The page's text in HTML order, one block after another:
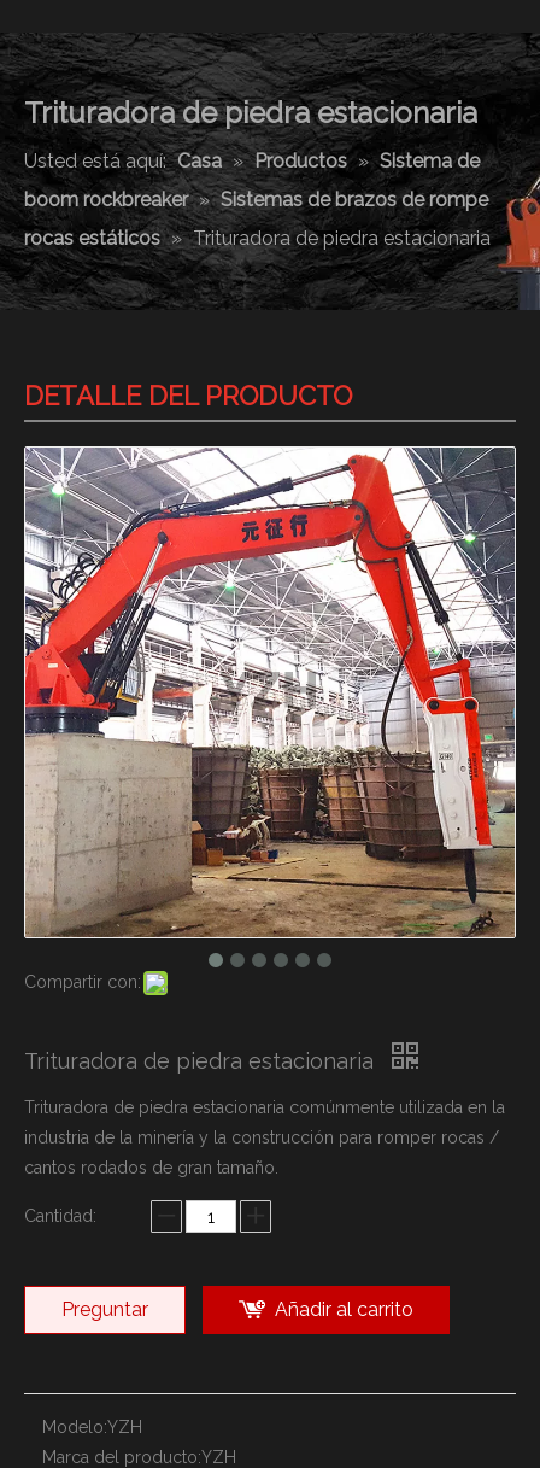
Trituradora de piedra estacionaria
Usted está aquí: Casa » Productos » Sistema de
boom rockbreaker » Sistemas de brazos de rompe
rocas estáticos » Trituradora de piedra estacionaria
DETALLE DEL PRODUCTO
Compartir con:
Trituradora de piedra estacionaria
Trituradora de piedra estacionaria comúnmente utilizada en la
industria de la minería y la construcción para romper rocas /
cantos rodados de gran tamaño.
Cantidad:
Preguntar Añadir al carrito
Modelo:YZH
Marca del producto:YZH